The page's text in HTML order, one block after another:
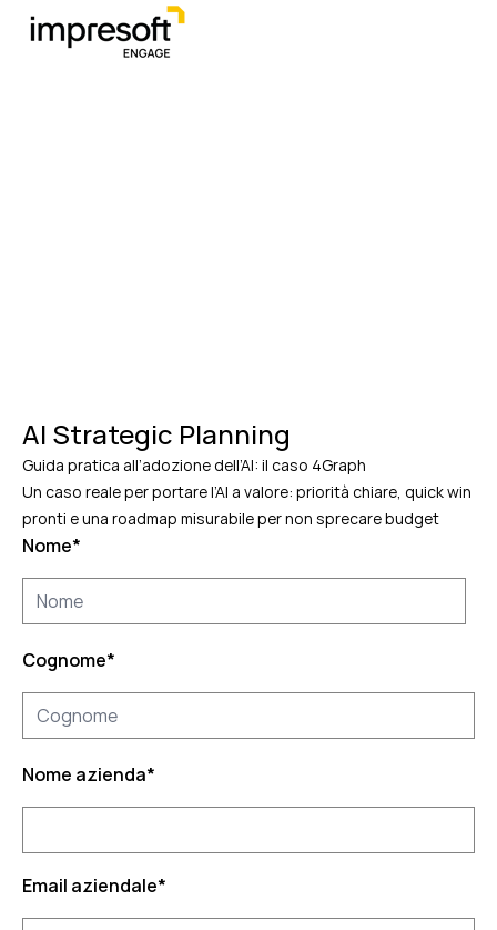
AI Strategic Planning
Guida pratica all’adozione dell’AI: il caso 4Graph
Un caso reale per portare l’AI a valore: priorità chiare, quick win
pronti e una roadmap misurabile per non sprecare budget
Nome*
Cognome*
Nome azienda*
Email aziendale*